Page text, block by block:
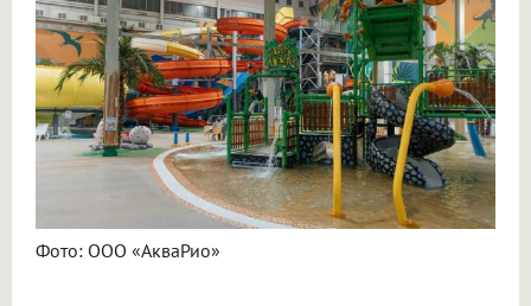
Фото: ООО «АкваРио»